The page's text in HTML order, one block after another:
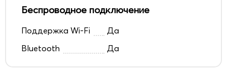
Беспроводное подключение
Поддержка Wi-Fi
Да
Bluetooth
Да